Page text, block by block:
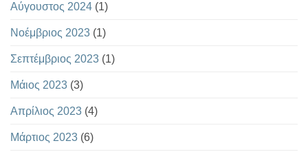
Αύγουστος 2024 (1)
Νοέμβριος 2023 (1)
Σεπτέμβριος 2023 (1)
Μάιος 2023 (3)
Απρίλιος 2023 (4)
Μάρτιος 2023 (6)